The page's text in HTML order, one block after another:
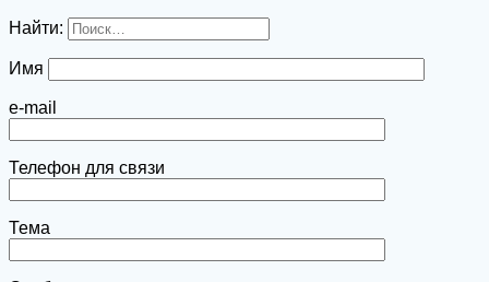
Найти:
Имя
e-mail
Телефон для связи
Тема